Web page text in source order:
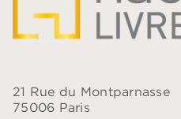
21 Rue du Montparnasse
75006 Paris